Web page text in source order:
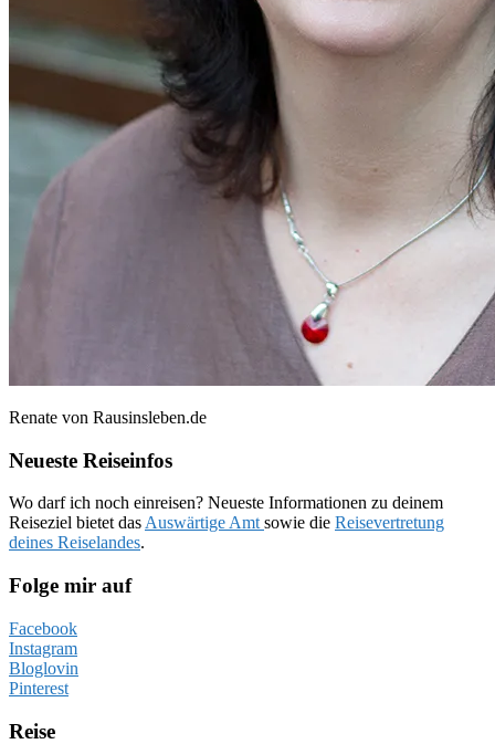
Renate von Rausinsleben.de
Neueste Reiseinfos
Wo darf ich noch einreisen? Neueste Informationen zu deinem
Reiseziel bietet dasAuswärtige Amtsowie die Reisevertretung
deines Reiselandes.
Folge mir auf
Facebook
Instagram
Bloglovin
Pinterest
Reise